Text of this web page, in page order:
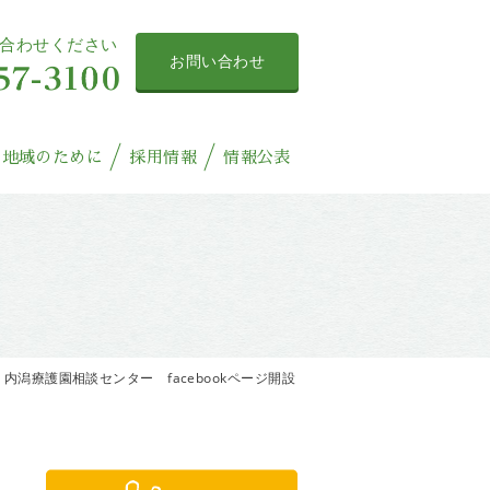
わせください
お問い合わせ
地域のために 採用情報 情報公表
潟療護園相談センター facebookページ開設